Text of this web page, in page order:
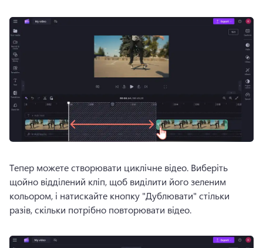
Тепер можете створювати циклічне відео. Виберіть
щойно відділений кліп, щоб виділити його зеленим
кольором, і натискайте кнопку "Дублювати" стільки
разів, скільки потрібно повторювати відео.